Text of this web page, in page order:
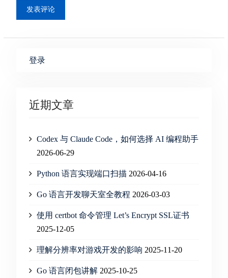
登录
近期文章
Codex 与 Claude Code，如何选择 AI 编程助手
2026-06-29
Python 语言实现端口扫描 2026-04-16
Go 语言开发聊天室全教程 2026-03-03
使用 certbot 命令管理 Let’s Encrypt SSL证书
2025-12-05
理解分辨率对游戏开发的影响 2025-11-20
Go 语言闭包讲解 2025-10-25